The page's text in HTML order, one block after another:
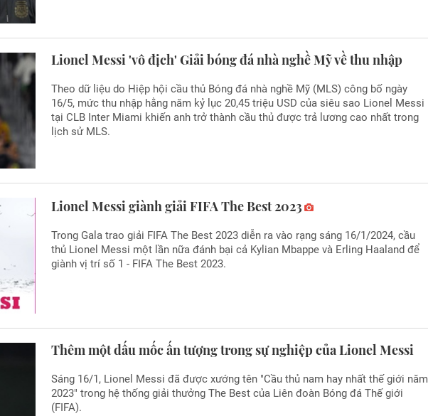
Lionel Messi 'vô địch' Giải bóng đá nhà nghề Mỹ về thu nhập
Theo dữ liệu do Hiệp hội cầu thủ Bóng đá nhà nghề Mỹ (MLS) công bố ngày
16/5, mức thu nhập hằng năm kỷ lục 20,45 triệu USD của siêu sao Lionel Messi
tại CLB Inter Miami khiến anh trở thành cầu thủ được trả lương cao nhất trong
lịch sử MLS.
Lionel Messi giành giải FIFA The Best 2023
Trong Gala trao giải FIFA The Best 2023 diễn ra vào rạng sáng 16/1/2024, cầu
thủ Lionel Messi một lần nữa đánh bại cả Kylian Mbappe và Erling Haaland để
giành vị trí số 1 - FIFA The Best 2023.
Thêm một dấu mốc ấn tượng trong sự nghiệp của Lionel Messi
Sáng 16/1, Lionel Messi đã được xướng tên "Cầu thủ nam hay nhất thế giới năm
2023" trong hệ thống giải thưởng The Best của Liên đoàn Bóng đá Thế giới
(FIFA).